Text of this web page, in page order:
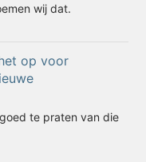
wij dat.
op voor
te praten van die